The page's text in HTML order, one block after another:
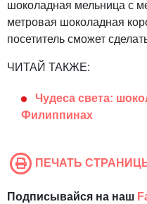
шоколадная мельница с
метровая шоколадная
посетитель сможет
ЧИТАЙ ТАКЖЕ:
Чудеса света:
Филиппинах
ПЕЧАТЬ
Подписывайся на наш